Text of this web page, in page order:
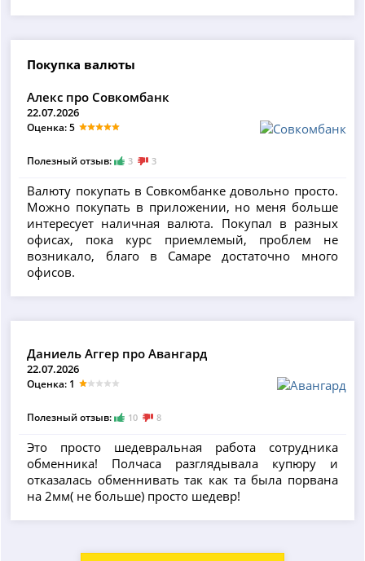
Покупка валюты
Алекс про Совкомбанк
22.07.2026
Оценка: 5
Полезный отзыв: 3 3
Валюту покупать в Совкомбанке довольно просто.
Можно покупать в приложении, но меня больше
интересует наличная валюта. Покупал в разных
офисах, пока курс приемлемый, проблем не
возникало, благо в Самаре достаточно много
офисов.
Даниель Аггер про Авангард
22.07.2026
Оценка: 1
Полезный отзыв: 10 8
Это просто шедевральная работа сотрудника
обменника! Полчаса разглядывала купюру и
отказалась обменнивать так как та была порвана
на 2мм( не больше) просто шедевр!